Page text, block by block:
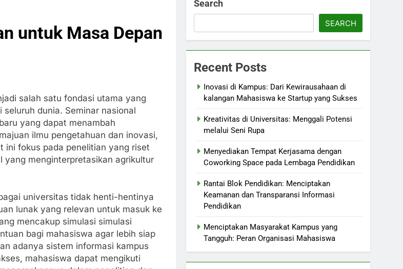
untuk Masa Depan
salah satu fondasi utama yang
dunia. Seminar nasional
yang dapat menambah
ilmu pengetahuan dan inovasi,
ini fokus pada penelitian yang riset
yang menginterpretasikan agrikultur
universitas tidak henti-hentinya
lunak yang relevan untuk masuk ke
mencakup simulasi simulasi
bagi mahasiswa agar lebih siap
adanya sistem informasi kampus
mahasiswa dapat mengikuti
Search
SEARCH
Recent Posts
Inovasi di Kampus: Dari Kewirausahaan di
kalangan Mahasiswa ke Startup yang Sukses
Kreativitas di Universitas: Menggali Potensi
melalui Seni Rupa
Menyediakan Tempat Kerjasama dengan
Coworking Space pada Lembaga Pendidikan
Rantai Blok Pendidikan: Menciptakan
Keamanan dan Transparansi Informasi
Pendidikan
Menciptakan Masyarakat Kampus yang
Tangguh: Peran Organisasi Mahasiswa